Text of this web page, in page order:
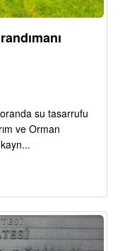
su tasarrufu
ve Orman